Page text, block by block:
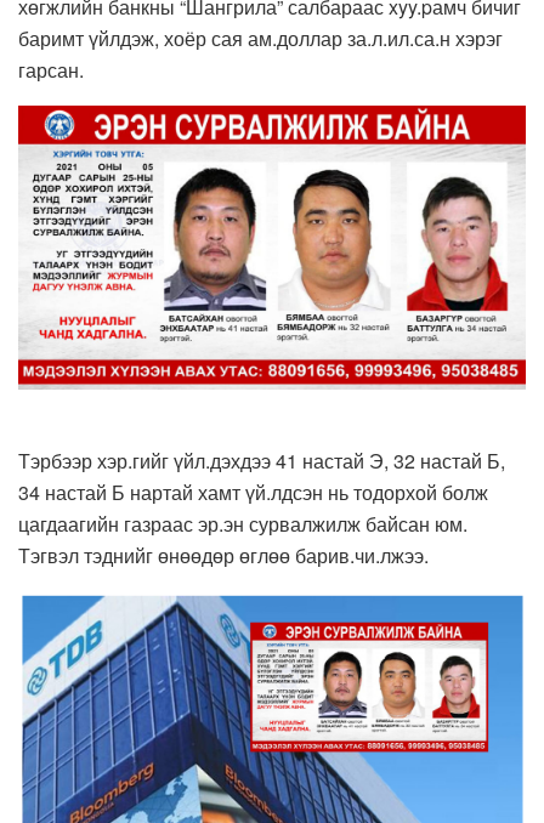
хөгжлийн банкны “Шангрила” салбараас xyy.pамч бичиг
баримт үйлдэж, хоёр сая ам.доллар за.л.ил.са.н хэрэг
гарсан.
Тэрбээр хэр.гийг үйл.дэхдээ 41 настай Э, 32 настай Б,
34 настай Б нартай хамт үй.лдсэн нь тодорхой болж
цагдаагийн газраас эр.эн сурвалжилж байсан юм.
Тэгвэл тэднийг өнөөдөр өглөө барив.чи.лжээ.